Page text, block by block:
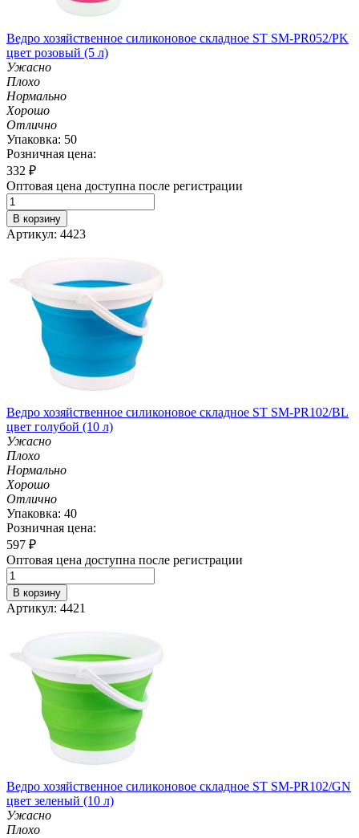
Ведро хозяйственное силиконовое складное ST SM-PR052/PK
цвет розовый (5 л)
Ужасно
Плохо
Нормально
Хорошо
Отлично
Упаковка: 50
Розничная цена:
332 ₽
Оптовая цена доступна после регистрации
В корзину
Артикул: 4423
Ведро хозяйственное силиконовое складное ST SM-PR102/BL
цвет голубой (10 л)
Ужасно
Плохо
Нормально
Хорошо
Отлично
Упаковка: 40
Розничная цена:
597 ₽
Оптовая цена доступна после регистрации
В корзину
Артикул: 4421
Ведро хозяйственное силиконовое складное ST SM-PR102/GN
цвет зеленый (10 л)
Ужасно
Плохо